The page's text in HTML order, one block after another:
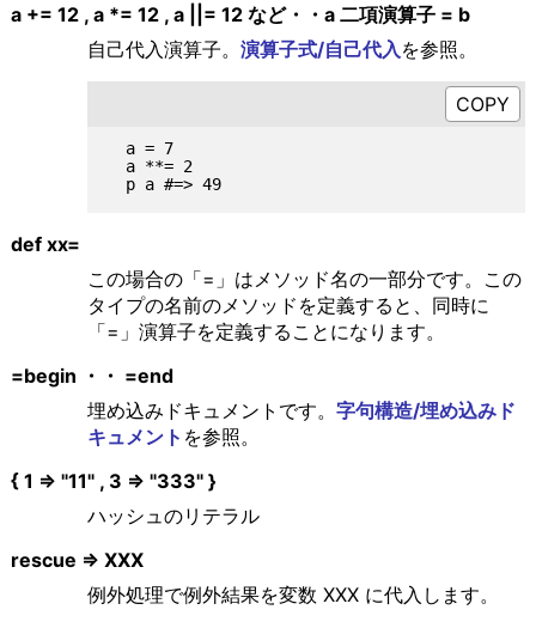
a += 12 , a *= 12 , a ||= 12 など・・a 二項演算子 = b
自己代入演算子。 演算子式/自己代入 を参照。
  a = 7
  a **= 2
  p a #=> 49
def xx=
この場合の「=」はメソッド名の一部分です。この
タイプの名前のメソッドを定義すると、同時に
「=」演算子を定義することになります。
=begin ・・ =end
埋め込みドキュメントです。 字句構造/埋め込みド
キュメント を参照。
{ 1 => "11" , 3 => "333" }
ハッシュのリテラル
rescue => XXX
例外処理で例外結果を変数 XXX に代入します。